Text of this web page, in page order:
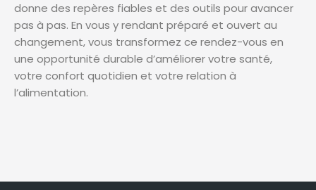
donne des repères fiables et des outils pour avancer
pas à pas. En vous y rendant préparé et ouvert au
changement, vous transformez ce rendez-vous en
une opportunité durable d’améliorer votre santé,
votre confort quotidien et votre relation à
l’alimentation.